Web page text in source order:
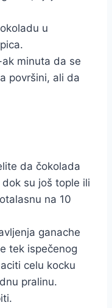
u
minuta da se
površini, ali da
da čokolada
su još tople ili
na 10
ganache
tek ispečenog
celu kocku
pralinu.